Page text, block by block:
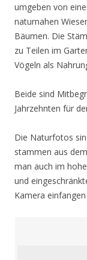
umgeben von
naturnahen
Bäumen. Die
zu Teilen im
Vögeln als
Beide sind
Jahrzehnten für
Die Naturfotos
stammen aus
man auch im
und
Kamera